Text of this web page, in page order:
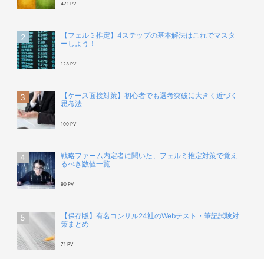
471 PV
【フェルミ推定】4ステップの基本解法はこれでマスタ
ーしよう！
123 PV
【ケース面接対策】初心者でも選考突破に大きく近づく
思考法
100 PV
戦略ファーム内定者に聞いた、フェルミ推定対策で覚え
るべき数値一覧
90 PV
【保存版】有名コンサル24社のWebテスト・筆記試験対
策まとめ
71 PV